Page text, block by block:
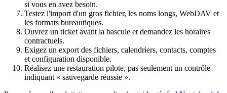
si vous en avez besoin.
Testez l'import d'un gros fichier, les noms longs, WebDAV et
les formats bureautiques.
Ouvrez un ticket avant la bascule et demandez les horaires
contractuels.
Exigez un export des fichiers, calendriers, contacts, comptes
et configuration disponible.
Réalisez une restauration pilote, pas seulement un contrôle
indiquant « sauvegarde réussie ».